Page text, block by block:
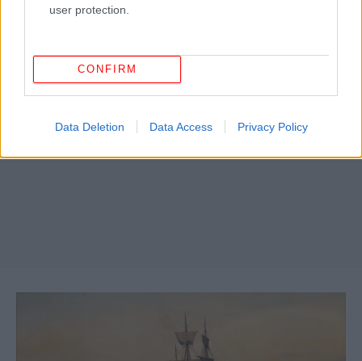
user protection.
CONFIRM
Data Deletion Data Access Privacy Policy
Θεοδωρος Βρυζάκης